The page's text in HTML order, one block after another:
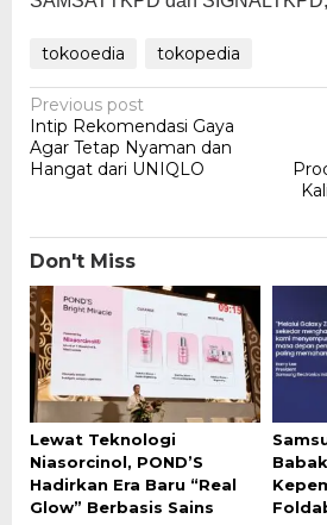
tokooedia tokopedia
Post
navigation
Previous post
Intip Rekomendasi Gaya
Agar Tetap Nyaman dan
Hangat dari UNIQLO
Don't Miss
Lewat Teknologi
Niasorcinol, POND’S
Hadirkan Era Baru “Real
Glow” Berbasis Sains